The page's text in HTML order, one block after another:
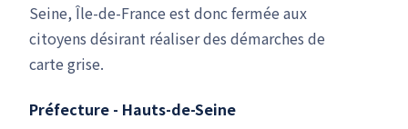
Seine, Île-de-France est donc fermée aux
citoyens désirant réaliser des démarches de
carte grise.
Préfecture - Hauts-de-Seine